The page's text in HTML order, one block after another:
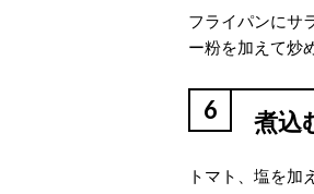
フライパンにサ
ー粉を加えて炒
6 煮込
トマト、塩を加